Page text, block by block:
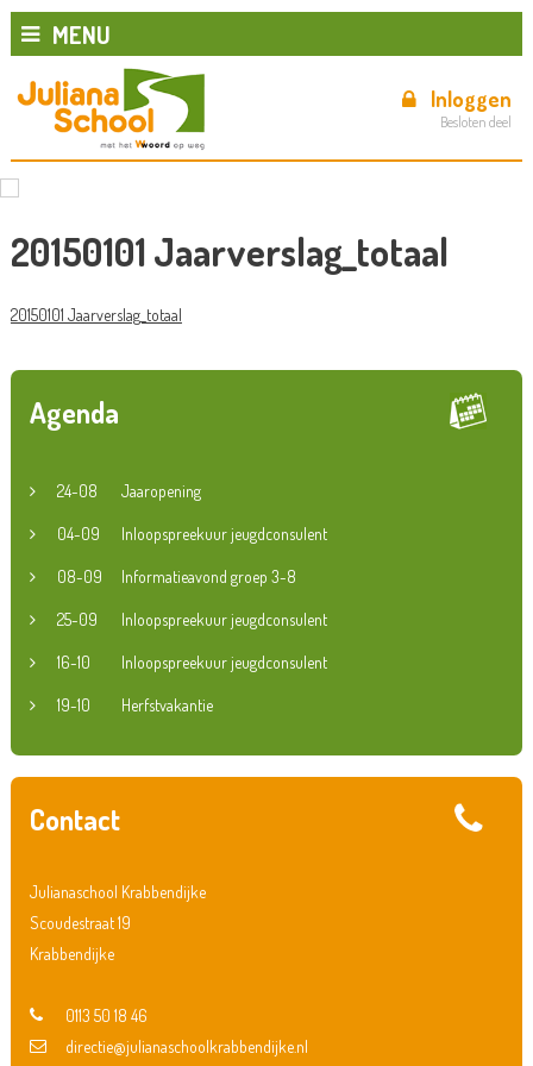
MENU
Inloggen
Besloten deel
20150101 Jaarverslag_totaal
20150101 Jaarverslag_totaal
Agenda
24-08 Jaaropening
04-09 Inloopspreekuur jeugdconsulent
08-09 Informatieavond groep 3-8
25-09 Inloopspreekuur jeugdconsulent
16-10 Inloopspreekuur jeugdconsulent
19-10 Herfstvakantie
Contact
Julianaschool Krabbendijke
Scoudestraat 19
Krabbendijke
0113 50 18 46
directie@julianaschoolkrabbendijke.nl